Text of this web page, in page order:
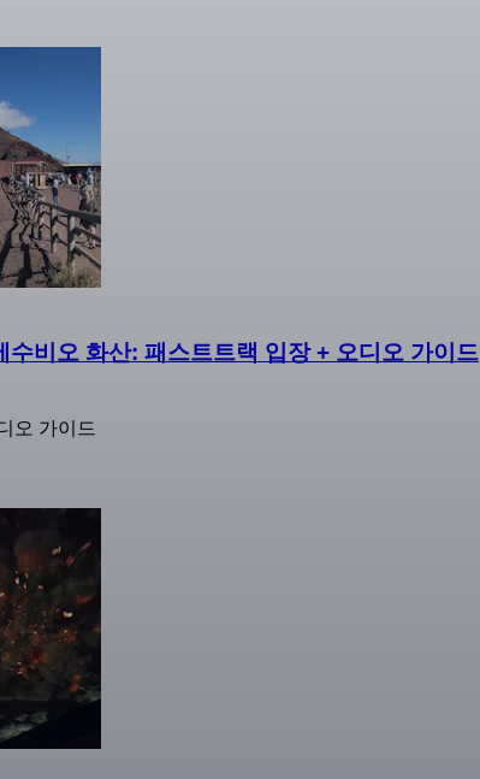
비오 화산: 패스트트랙 입장 + 오디오 가이드
오 가이드